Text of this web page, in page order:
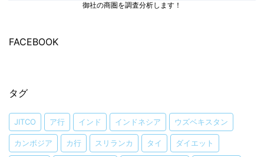
御社の商圏を調査分析します！
FACEBOOK
タグ
JITCO ア行 インド インドネシア ウズベキスタン
カンボジア カ行 スリランカ タイ ダイエット